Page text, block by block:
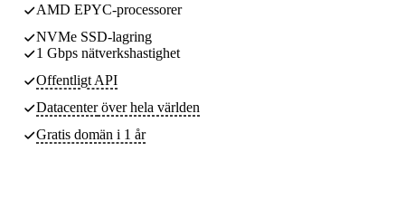
AMD EPYC-processorer
NVMe SSD-lagring
1 Gbps nätverkshastighet
Offentligt API
Datacenteröver hela världen
Gratis domän i 1 år